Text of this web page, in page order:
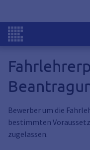
Bewerber um die
bestimmten
zugelassen.